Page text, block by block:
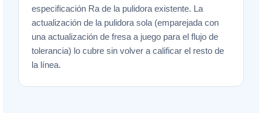
especificación Ra de la pulidora existente. La
actualización de la pulidora sola (emparejada con
una actualización de fresa a juego para el flujo de
tolerancia) lo cubre sin volver a calificar el resto de
la línea.